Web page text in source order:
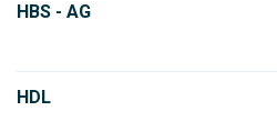
HBS - AG
HDL